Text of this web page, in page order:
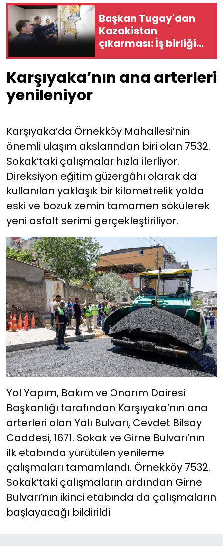
Başkan Tugay'dan
Kazakistan
çıkarması: İş birliği
masada
Karşıyaka’nın ana arterleri
yenileniyor
Karşıyaka’da Örnekköy Mahallesi’nin
önemli ulaşım akslarından biri olan 7532.
Sokak’taki çalışmalar hızla ilerliyor.
Direksiyon eğitim güzergâhı olarak da
kullanılan yaklaşık bir kilometrelik yolda
eski ve bozuk zemin tamamen sökülerek
yeni asfalt serimi gerçekleştiriliyor.
Yol Yapım, Bakım ve Onarım Dairesi
Başkanlığı tarafından Karşıyaka’nın ana
arterleri olan Yalı Bulvarı, Cevdet Bilsay
Caddesi, 1671. Sokak ve Girne Bulvarı’nın
ilk etabında yürütülen yenileme
çalışmaları tamamlandı. Örnekköy 7532.
Sokak’taki çalışmaların ardından Girne
Bulvarı’nın ikinci etabında da çalışmaların
başlayacağı bildirildi.